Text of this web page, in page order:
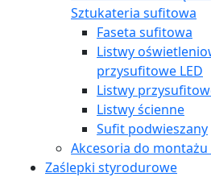
Sztukateria sufitowa
Faseta sufitowa
Listwy
przysufitowe LED
Listwy
Listwy ścienne
Sufit podwieszany
Akcesoria do
Zaślepki styrodurowe